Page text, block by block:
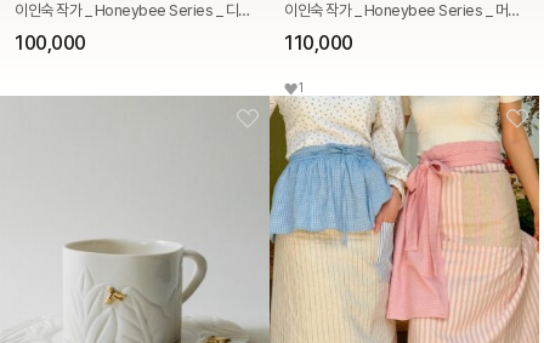
이인숙 작가 _ Honeybee Series _ 디저트 접시
100,000
이인숙 작가 _ Honeybee Series _ 머그잔
110,000
1